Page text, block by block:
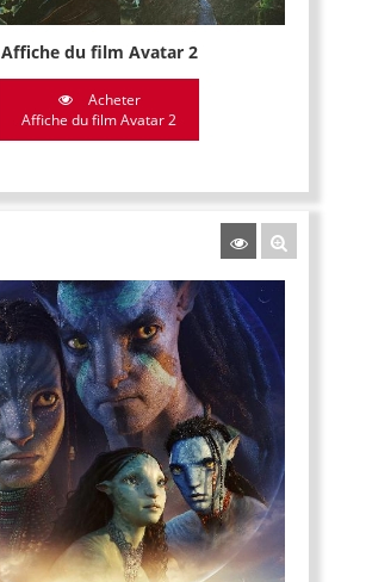
Affiche du film Avatar 2
Acheter
Affiche du film Avatar 2